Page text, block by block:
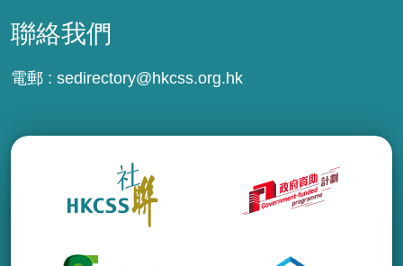
聯絡我們
電郵 : sedirectory@hkcss.org.hk